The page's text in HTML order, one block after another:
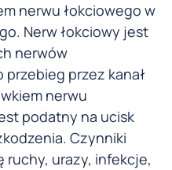
nerwu łokciowego w
Nerw łokciowy jest
nerwów
przez kanał
nerwu
podatny na ucisk
Czynniki
ruchy, urazy, infekcje,